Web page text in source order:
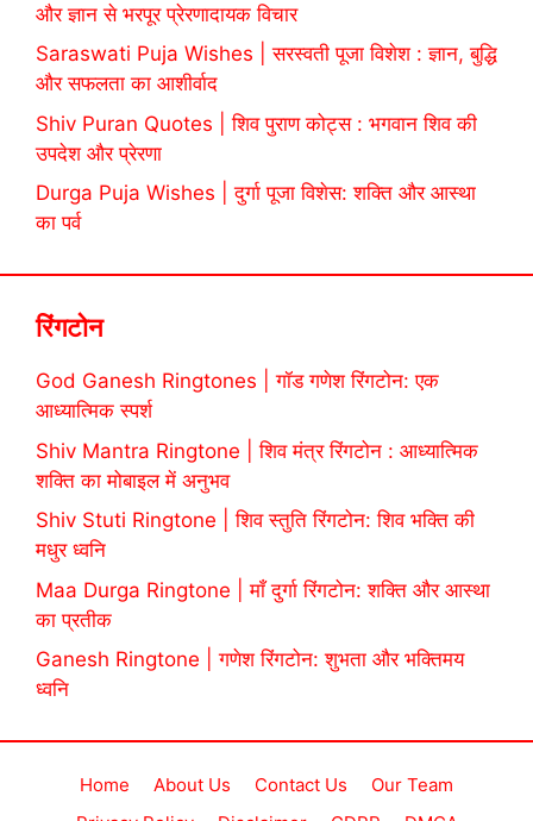
और ज्ञान से भरपूर प्रेरणादायक विचार
Saraswati Puja Wishes | सरस्वती पूजा विशेश : ज्ञान, बुद्धि
और सफलता का आशीर्वाद
Shiv Puran Quotes | शिव पुराण कोट्स : भगवान शिव की
उपदेश और प्रेरणा
Durga Puja Wishes | दुर्गा पूजा विशेस: शक्ति और आस्था
का पर्व
रिंगटोन
God Ganesh Ringtones | गॉड गणेश रिंगटोन: एक
आध्यात्मिक स्पर्श
Shiv Mantra Ringtone | शिव मंत्र रिंगटोन : आध्यात्मिक
शक्ति का मोबाइल में अनुभव
Shiv Stuti Ringtone | शिव स्तुति रिंगटोन: शिव भक्ति की
मधुर ध्वनि
Maa Durga Ringtone | माँ दुर्गा रिंगटोन: शक्ति और आस्था
का प्रतीक
Ganesh Ringtone | गणेश रिंगटोन: शुभता और भक्तिमय
ध्वनि
Home About Us Contact Us
Our Team